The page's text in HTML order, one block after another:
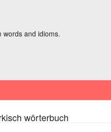
words and idioms.
wörterbuch